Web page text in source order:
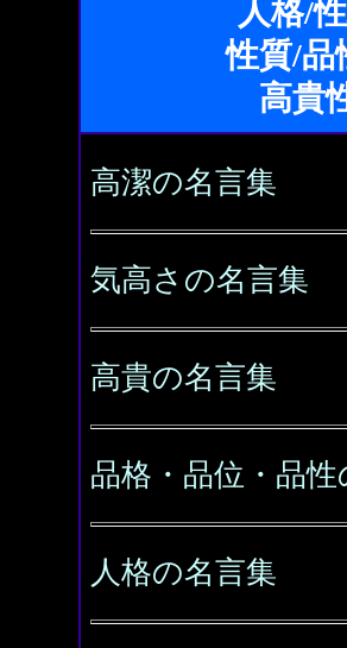
人格/
性質/品
高貴
高潔の名言集
気高さの名言集
高貴の名言集
品格・品位・品性
人格の名言集